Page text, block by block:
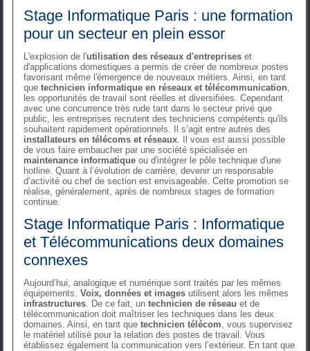
Stage Informatique Paris : une formation
pour un secteur en plein essor
L'explosion de l'utilisation des réseaux d'entreprises et
d'applications domestiques a permis de créer de nombreux postes
favorisant même l'émergence de nouveaux métiers. Ainsi, en tant
quetechnicien informatique en réseaux et télécommunication,
les opportunités de travail sont réelles et diversifiées. Cependant
avec une concurrence très rude tant dans le secteur privé que
public, les entreprises recrutent des techniciens compétents qu'ils
souhaitent rapidement opérationnels. Il s’agit entre autres des
installateurs en télécoms et réseaux. Il vous est aussi possible
de vous faire embaucher par une société spécialisée en
maintenance informatique ou d'intégrer le pôle technique d'une
hotline. Quant à l’évolution de carrière, devenir un responsable
d’activité ou chef de section est envisageable. Cette promotion se
réalise, généralement, après de nombreux stages de formation
continue.
Stage Informatique Paris : Informatique
et Télécommunications deux domaines
connexes
Aujourd’hui, analogique et numérique sont traités par les mêmes
équipements.Voix, données et images utilisent alors les mêmes
infrastructures. De ce fait, untechnicien de réseau et de
télécommunication doit maîtriser les techniques dans les deux
domaines. Ainsi, en tant quetechnicien télécom, vous supervisez
le matériel utilisé pour la relation des postes de travail. Vous
établissez également la communication vers l’extérieur. En tant que